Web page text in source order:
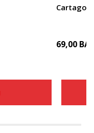
Cartago
69,00